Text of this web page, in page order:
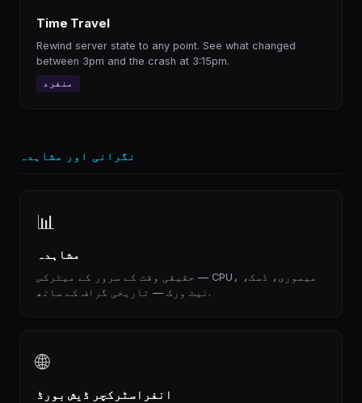
Time Travel
Rewind server state to any point. See what changed
between 3pm and the crash at 3:15pm.
منفرد
نگرانی اور مشاہدہ
📊
مشاہدہ
حقیقی وقت کے سرور کے میٹرکس — CPU، میموری، ڈسک،
نیٹ ورک — تاریخی گراف کے ساتھ.
🌐
انفراسٹرکچر ڈیش بورڈ